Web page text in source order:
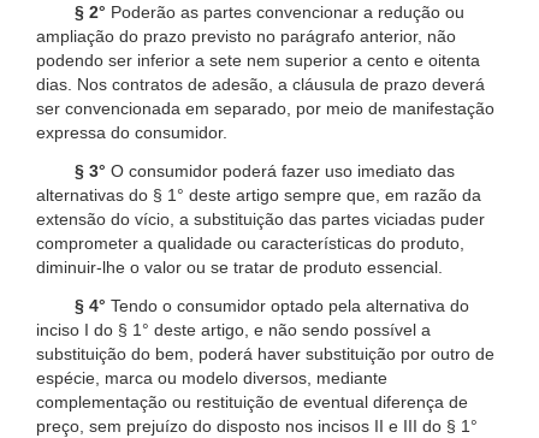
§ 2° Poderão as partes convencionar a redução ou
ampliação do prazo previsto no parágrafo anterior, não
podendo ser inferior a sete nem superior a cento e oitenta
dias. Nos contratos de adesão, a cláusula de prazo deverá
ser convencionada em separado, por meio de manifestação
expressa do consumidor.
§ 3° O consumidor poderá fazer uso imediato das
alternativas do § 1° deste artigo sempre que, em razão da
extensão do vício, a substituição das partes viciadas puder
comprometer a qualidade ou características do produto,
diminuir-lhe o valor ou se tratar de produto essencial.
§ 4° Tendo o consumidor optado pela alternativa do
inciso I do § 1° deste artigo, e não sendo possível a
substituição do bem, poderá haver substituição por outro de
espécie, marca ou modelo diversos, mediante
complementação ou restituição de eventual diferença de
preço, sem prejuízo do disposto nos incisos II e III do § 1°